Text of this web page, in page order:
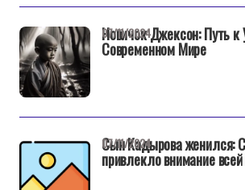
Новичок Джексон: Путь к
Современном Мире
07/11/2024
Сын Кадырова женился:
привлекло внимание
07/11/2024